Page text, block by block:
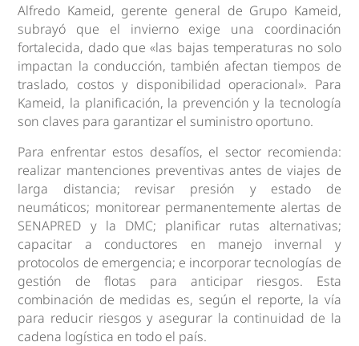
Alfredo Kameid, gerente general de Grupo Kameid,
subrayó que el invierno exige una coordinación
fortalecida, dado que «las bajas temperaturas no solo
impactan la conducción, también afectan tiempos de
traslado, costos y disponibilidad operacional». Para
Kameid, la planificación, la prevención y la tecnología
son claves para garantizar el suministro oportuno.
Para enfrentar estos desafíos, el sector recomienda:
realizar mantenciones preventivas antes de viajes de
larga distancia; revisar presión y estado de
neumáticos; monitorear permanentemente alertas de
SENAPRED y la DMC; planificar rutas alternativas;
capacitar a conductores en manejo invernal y
protocolos de emergencia; e incorporar tecnologías de
gestión de flotas para anticipar riesgos. Esta
combinación de medidas es, según el reporte, la vía
para reducir riesgos y asegurar la continuidad de la
cadena logística en todo el país.